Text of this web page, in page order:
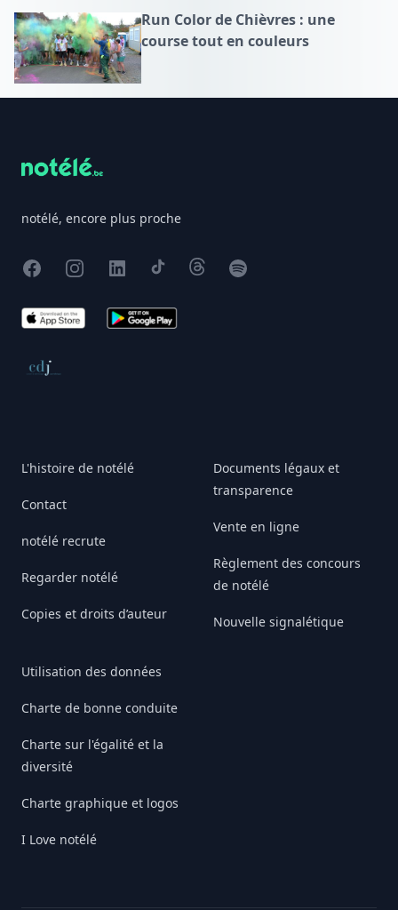
Run Color de Chièvres : une
course tout en couleurs
notélé, encore plus proche
FacebookInstagram
X TikTokThreadsSpotify
App Store Google Play
Conseil de déontologie journalistique
L'histoire de notélé
Contact
notélé recrute
Regarder notélé
Copies et droits d’auteur
Utilisation des données
Charte de bonne conduite
Charte sur l'égalité et la
diversité
Charte graphique et logos
I Love notélé
Documents légaux et
transparence
Vente en ligne
Règlement des concours
de notélé
Nouvelle signalétique